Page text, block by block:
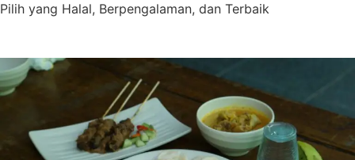
Pilih yang Halal, Berpengalaman, dan Terbaik